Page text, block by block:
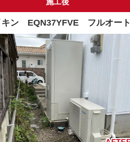
キン EQN37YFVE フルオート